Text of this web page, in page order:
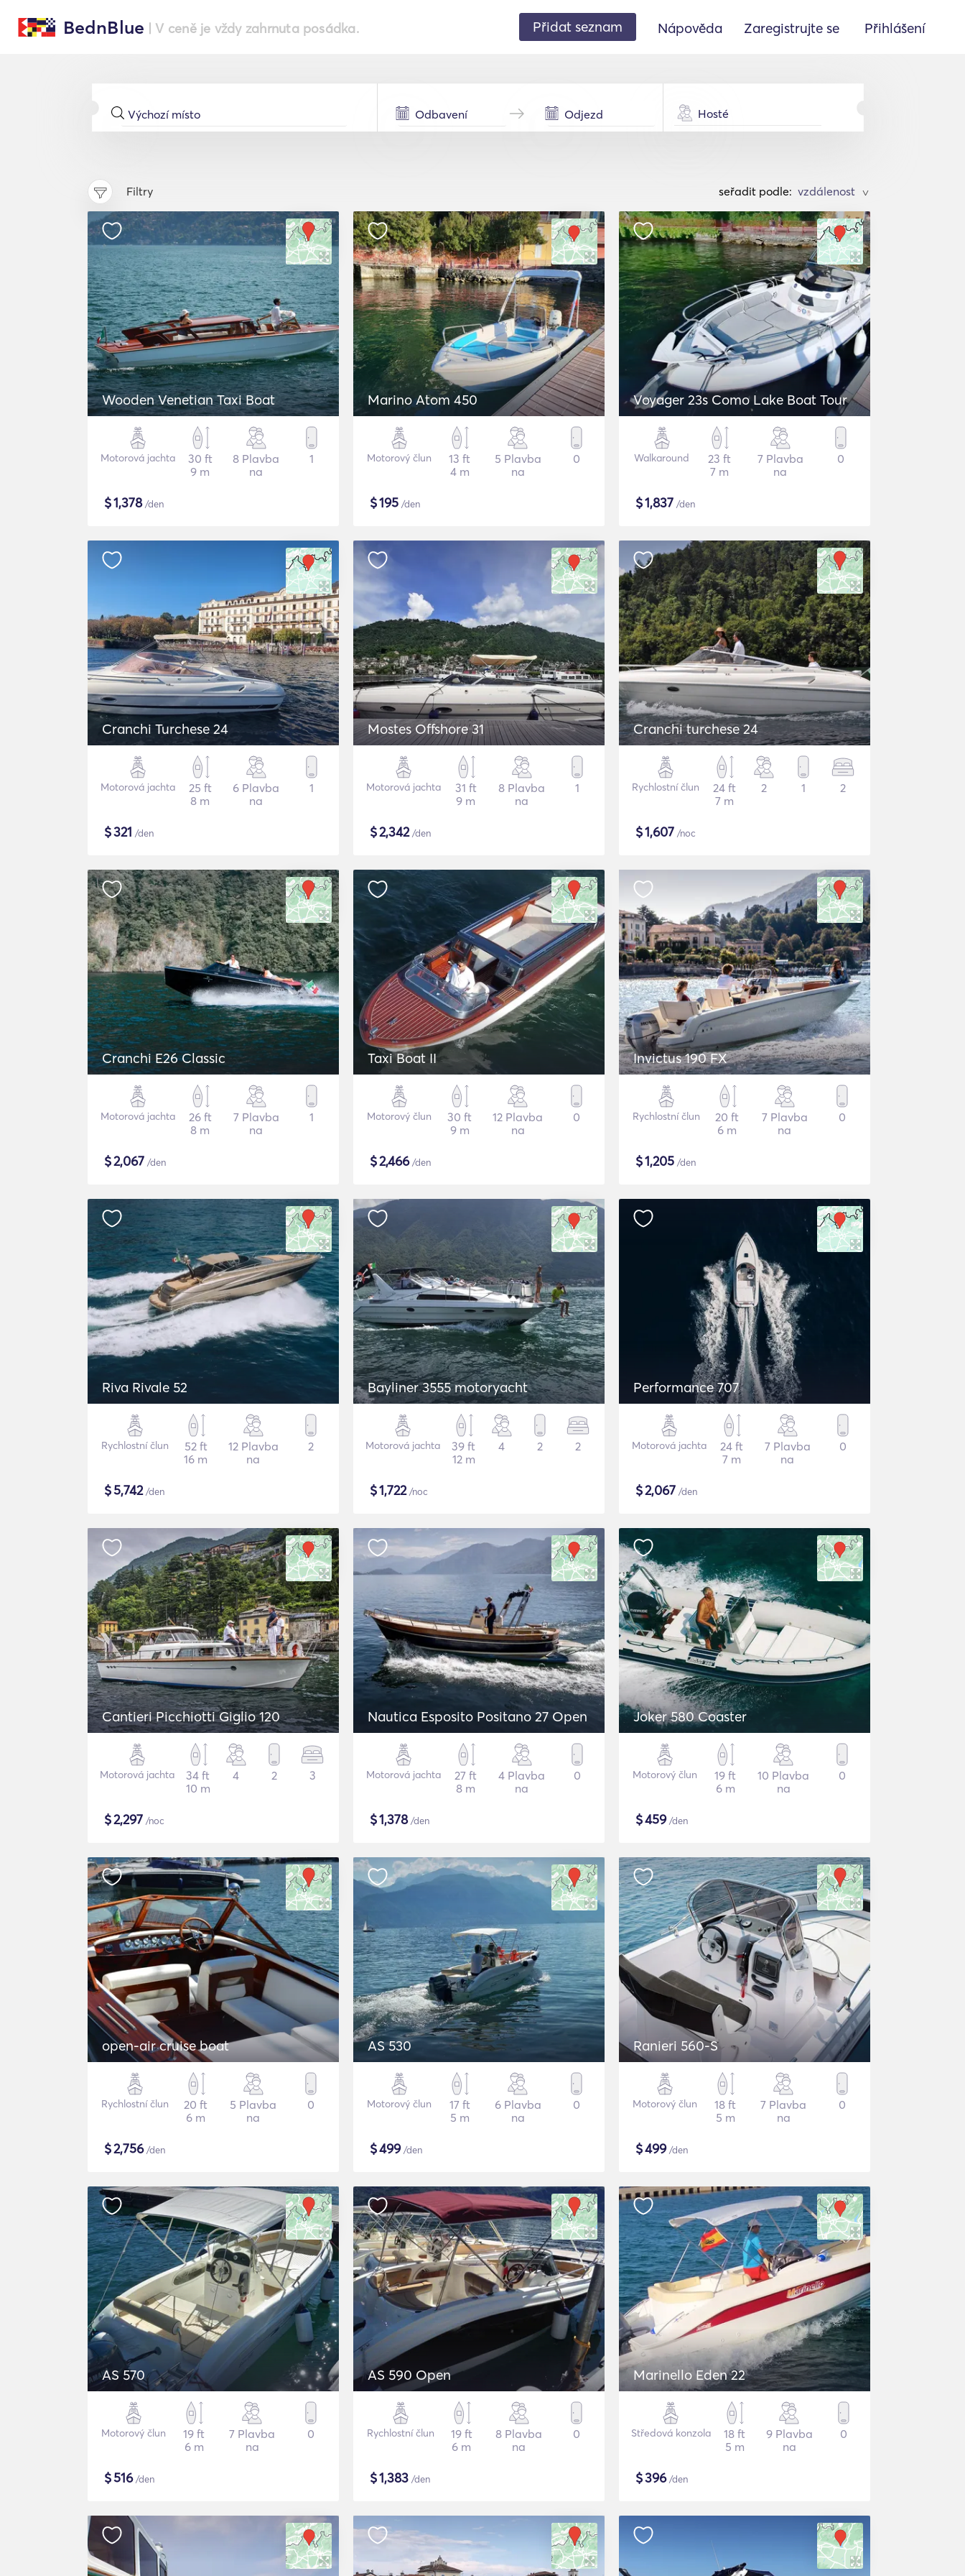
BednBlue | V ceně je vždy zahrnuta posádka. Přidat seznam Nápověda Zaregistrujte se Přihlášení
Hosté
Filtry seřadit podle: >
Wooden Venetian Taxi Boat
Motorová jachta
30 ft
9 m
8 Plavba
na
1
$1,378/den
Marino Atom 450
Motorový člun
13 ft
4 m
5 Plavba
na
0
$195 /den
Voyager 23s Como Lake Boat Tour
Walkaround
23 ft
7 m
7 Plavba
na
0
$1,837 /den
Cranchi Turchese 24
Motorová jachta
25 ft
8 m
6 Plavba
na
1
$321 /den
Mostes Offshore 31
Motorová jachta
31 ft
9 m
8 Plavba
na
1
$2,342/den
Cranchi turchese 24
Rychlostní člun
24 ft
7 m
2 1 2
$1,607 /noc
Cranchi E26 Classic
Motorová jachta
26 ft
8 m
7 Plavba
na
1
$2,067 /den
Taxi Boat II
Motorový člun
30 ft
9 m
12 Plavba
na
0
$2,466/den
Invictus 190 FX
Rychlostní člun
20 ft
6 m
7 Plavba
na
0
$1,205 /den
Riva Rivale 52
Rychlostní člun
52 ft
16 m
12 Plavba
na
2
$5,742/den
Bayliner 3555 motoryacht
Motorová jachta
39 ft
12 m
4 2 2
$1,722/noc
Performance 707
Motorová jachta
24 ft
7 m
7 Plavba
na
0
$2,067 /den
Cantieri Picchiotti Giglio 120
Motorová jachta
34 ft
10 m
4 2 3
$2,297 /noc
Nautica Esposito Positano 27 Open
Motorová jachta
27 ft
8 m
4 Plavba
na
0
$1,378/den
Joker 580 Coaster
Motorový člun
19 ft
6 m
10 Plavba
na
0
$459/den
open-air cruise boat
Rychlostní člun
20 ft
6 m
5 Plavba
na
0
$2,756/den
AS 530
Motorový člun
17 ft
5 m
6 Plavba
na
0
$499/den
Ranieri 560-S
Motorový člun
18 ft
5 m
7 Plavba
na
0
$499/den
AS 570
Motorový člun
19 ft
6 m
7 Plavba
na
0
$516/den
AS 590 Open
Rychlostní člun
19 ft
6 m
8 Plavba
na
0
$1,383 /den
Marinello Eden 22
Středová konzola
18 ft
5 m
9 Plavba
na
0
$396/den